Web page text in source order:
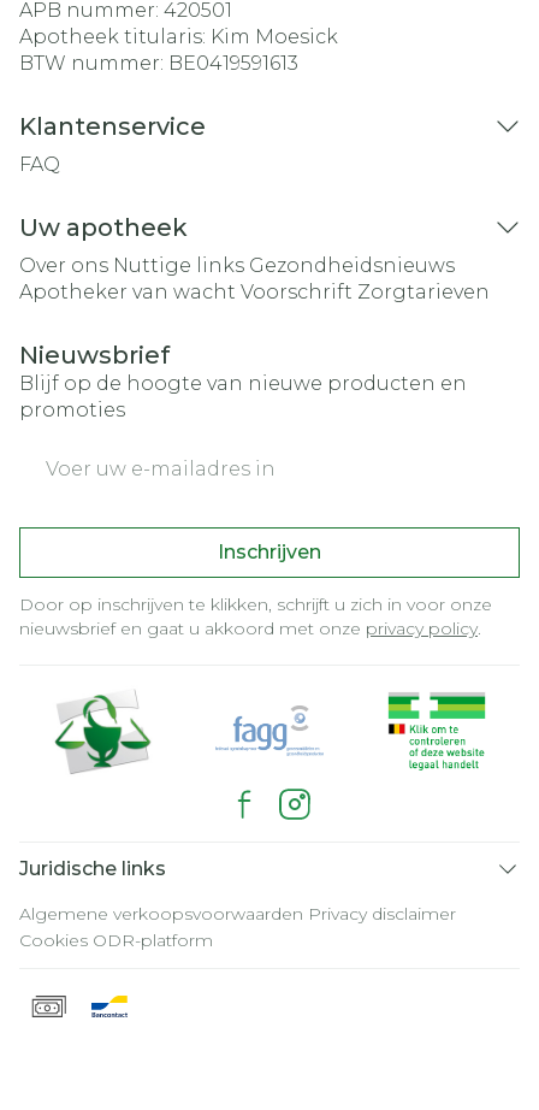
APB nummer: 420501
Apotheek titularis: Kim Moesick
BTW nummer: BE0419591613
Klantenservice
FAQ
Uw apotheek
Over ons Nuttige links Gezondheidsnieuws
Apotheker van wacht Voorschrift Zorgtarieven
Nieuwsbrief
Blijf op de hoogte van nieuwe producten en
promoties
Inschrijven
Door op inschrijven te klikken, schrijft u zich in voor onze
nieuwsbrief en gaat u akkoord met onze privacy policy.
Juridische links
Algemene verkoopsvoorwaarden Privacy disclaimer
Cookies ODR-platform